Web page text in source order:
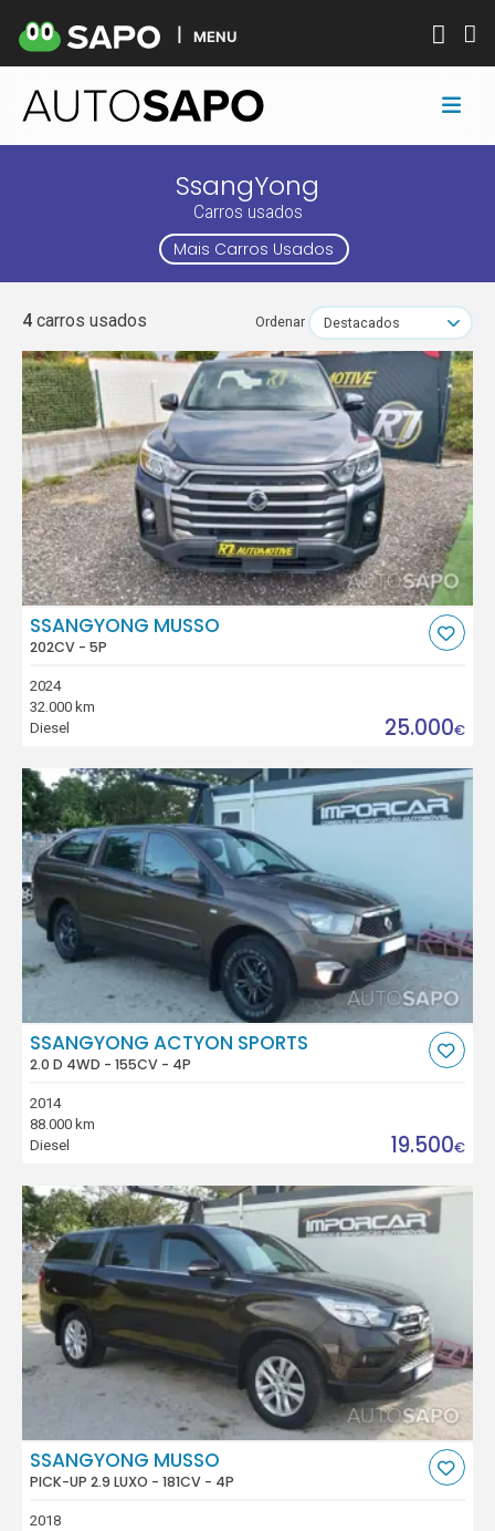
MENU
SsangYong
Carros usados
Mais Carros Usados
4carros usados Ordenar Destacados
SSANGYONG MUSSO
202CV - 5P
2024
32.000 km
Diesel
25.000€
SSANGYONG ACTYON SPORTS
2.0 D 4WD - 155CV - 4P
2014
88.000 km
Diesel
19.500€
SSANGYONG MUSSO
PICK-UP 2.9 LUXO - 181CV - 4P
2018